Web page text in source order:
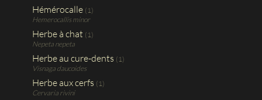
Hémérocalle (1)
Hemerocallis minor
Herbe à chat (1)
Nepeta nepeta
Herbe au cure-dents (1)
Visnaga daucoides
Herbe aux cerfs (1)
Cervaria rivini